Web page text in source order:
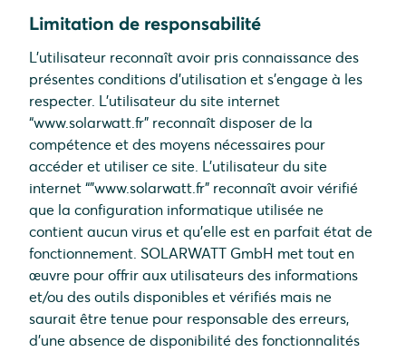
Limitation de responsabilité
L’utilisateur reconnaît avoir pris connaissance des
présentes conditions d’utilisation et s’engage à les
respecter. L’utilisateur du site internet
“www.solarwatt.fr” reconnaît disposer de la
compétence et des moyens nécessaires pour
accéder et utiliser ce site. L’utilisateur du site
internet “”www.solarwatt.fr” reconnaît avoir vérifié
que la configuration informatique utilisée ne
contient aucun virus et qu’elle est en parfait état de
fonctionnement. SOLARWATT GmbH met tout en
œuvre pour offrir aux utilisateurs des informations
et/ou des outils disponibles et vérifiés mais ne
saurait être tenue pour responsable des erreurs,
d’une absence de disponibilité des fonctionnalités